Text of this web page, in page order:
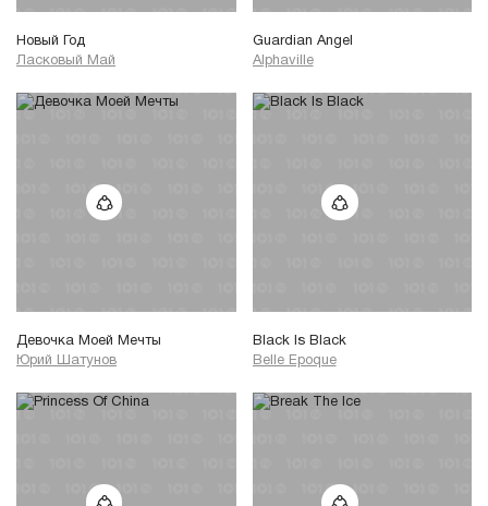
Новый Год
Ласковый Май
Guardian Angel
Alphaville
Девочка Моей Мечты
Юрий Шатунов
Black Is Black
Belle Epoque